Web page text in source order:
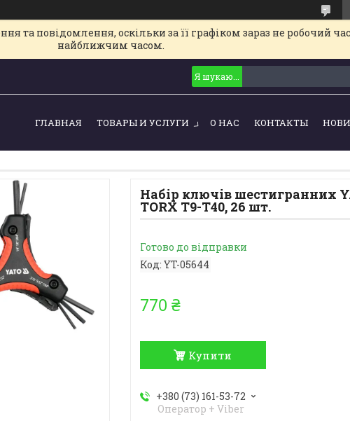
та повідомлення, оскільки за її графіком зараз не робочий
найближчим часом.
ГЛАВНАЯ ТОВАРЫ И УСЛУГИ О НАС КОНТАКТЫ
Набір ключів шестигранних
TORX T9-T40, 26 шт.
Готово до відправки
Код: YT-05644
770 ₴
Купити
+380 (73) 161-53-72
Оператор + Viber